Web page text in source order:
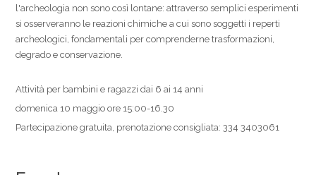
l'archeologia non sono così lontane: attraverso semplici esperimenti
si osserveranno le reazioni chimiche a cui sono soggetti i reperti
archeologici, fondamentali per comprenderne trasformazioni,
degrado e conservazione.
Attività per bambini e ragazzi dai 6 ai 14 anni
domenica 10 maggio ore 15:00-16.30
Partecipazione gratuita, prenotazione consigliata: 334 3403061